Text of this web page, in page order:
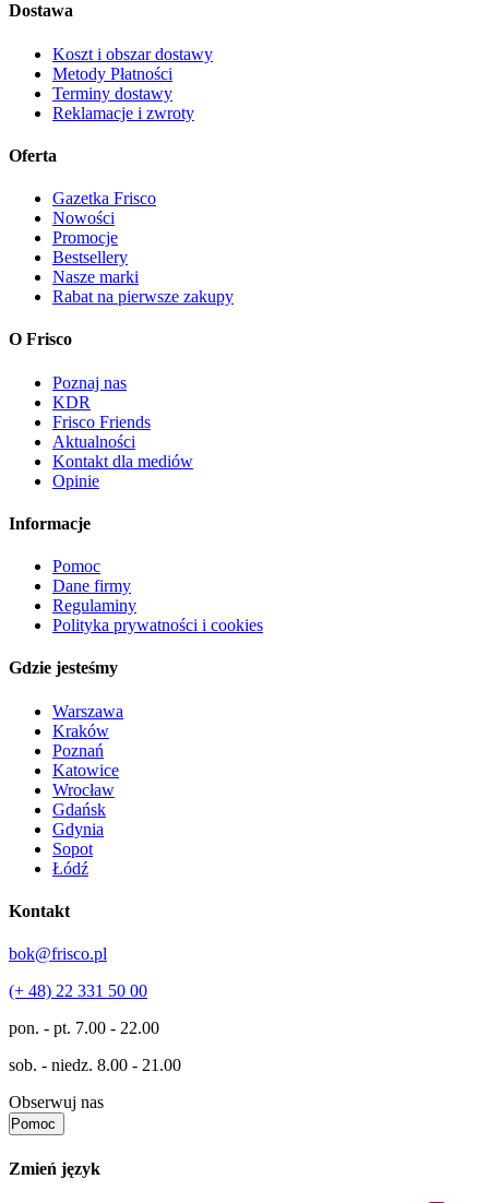
Dostawa
Koszt i obszar dostawy
Metody Płatności
Terminy dostawy
Reklamacje i zwroty
Oferta
Gazetka Frisco
Nowości
Promocje
Bestsellery
Nasze marki
Rabat na pierwsze zakupy
O Frisco
Poznaj nas
KDR
Frisco Friends
Aktualności
Kontakt dla mediów
Opinie
Informacje
Pomoc
Dane firmy
Regulaminy
Polityka prywatności i cookies
Gdzie jesteśmy
Warszawa
Kraków
Poznań
Katowice
Wrocław
Gdańsk
Gdynia
Sopot
Łódź
Kontakt
bok@frisco.pl
(+ 48) 22 331 50 00
pon. - pt. 7.00 - 22.00
sob. - niedz. 8.00 - 21.00
Obserwuj nas
Pomoc
Zmień język